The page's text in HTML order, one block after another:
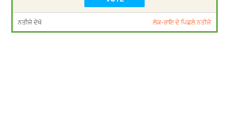
ਨਤੀਜੇ ਦੇਖੋ ਲੋਕ-ਰਾਇ ਦੇ ਪਿਛਲੇ ਨਤੀਜੇ